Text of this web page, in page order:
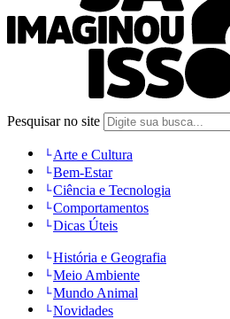
Pesquisar no site
Arte e Cultura
Bem-Estar
Ciência e Tecnologia
Comportamentos
Dicas Úteis
História e Geografia
Meio Ambiente
Mundo Animal
Novidades